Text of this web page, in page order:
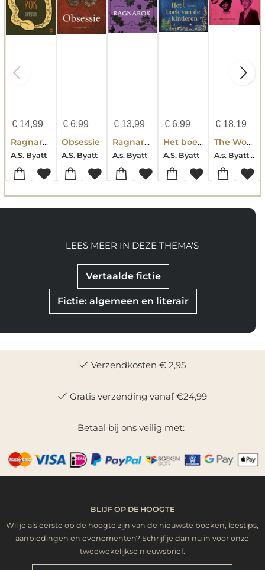
€14,99
Ragnarök
A.S. Byatt
€6,99
Obsessie
A.S. Byatt
€ 13,99
Ragnarok
A.s. Byatt
€ 6,99
Het boek van de kinderen
A.S. Byatt
€ 18,19
The Women Writers' Handbook
A.s. Byatt-Philippa Gregory-Jackie Kay-Madeleine Thien-Ida Vitale-Emma Woolf
Vertaalde fictie
Fictie: algemeen en literair
LEES MEER IN DEZE THEMA'S
Verzendkosten € 2,95
Gratis verzending vanaf €24,99
Betaal bij ons veilig met:
BLIJF OP DE HOOGTE
Wil je als eerste op de hoogte zijn van de nieuwste boeken, leestips,
aanbiedingen en evenementen? Schrijf je dan nu in voor onze
tweewekelijkse nieuwsbrief.